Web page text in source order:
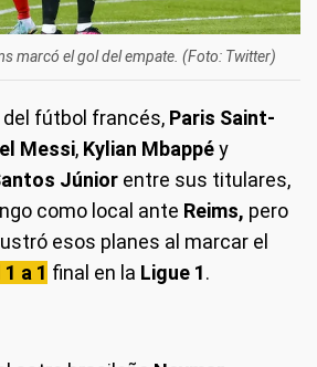
marcó el gol del empate. (Foto: Twitter)
tanto para el 1 a 0. (Foto: Twitter)
un partido electrizante que enfrenta al PSG
del fútbol francés, Paris Saint-
Messi, Kylian Mbappéy
Júnior entre sus titulares,
como local ante Reims, pero
esos planes al marcar el
a 1 final en la Ligue 1.